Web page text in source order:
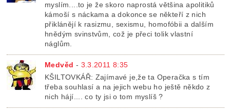
myslím....to je že skoro naprostá většina apolitiků
kámoší s náckama a dokonce se někteří z nich
přiklánějí k rasizmu, sexismu, homofóbii a dalším
hnědým svinstvům, což je přeci tolik vlastní
náglům.
Medvěd - 3.3.2011 8:35
KŠILTOVKÁŘ: Zajímavé je,že ta Operačka s tím
třeba souhlasí a na jejich webu ho ještě někdo z
nich hájí.... co ty jsi o tom myslíš ?